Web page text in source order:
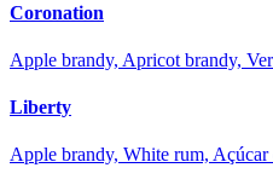
Coronation
Apple brandy, Apricot brandy,
Liberty
Apple brandy, White rum, Açúcar